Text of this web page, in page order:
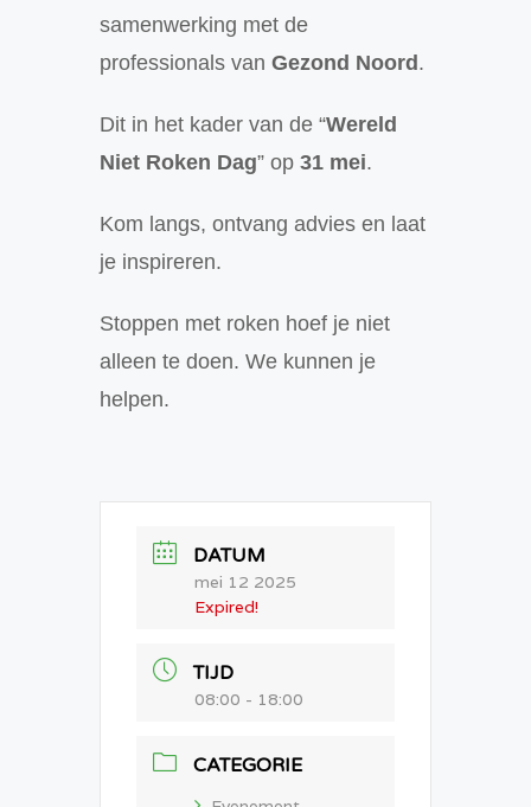
samenwerking met de
professionals van Gezond Noord.
Dit in het kader van de “Wereld
Niet Roken Dag” op 31 mei.
Kom langs, ontvang advies en laat
je inspireren.
Stoppen met roken hoef je niet
alleen te doen. We kunnen je
helpen.
DATUM
mei 12 2025
Expired!
TIJD
08:00 - 18:00
CATEGORIE